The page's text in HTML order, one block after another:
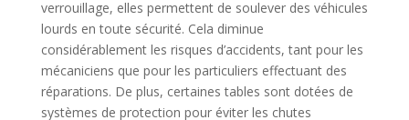
verrouillage, elles permettent de soulever des véhicules
lourds en toute sécurité. Cela diminue
considérablement les risques d’accidents, tant pour les
mécaniciens que pour les particuliers effectuant des
réparations. De plus, certaines tables sont dotées de
systèmes de protection pour éviter les chutes